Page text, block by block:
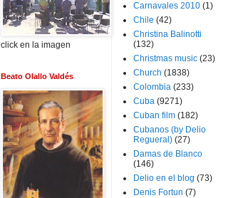
click en la imagen
Beato Olallo Valdés
Carnavales 2010 (1)
Chile (42)
Christina Balinotti
(132)
Christmas music (23)
Church (1838)
Colombia (233)
Cuba (9271)
Cuban film (182)
Cubanos (by Delio
Regueral) (27)
Damas de Blanco
(146)
Delio en el blog (73)
Denis Fortun (7)